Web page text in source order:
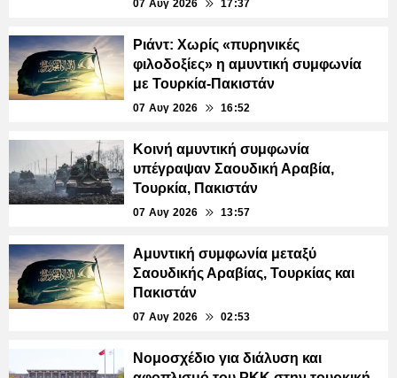
07 Αυγ 2026 17:37
Ριάντ: Χωρίς «πυρηνικές
φιλοδοξίες» η αμυντική συμφωνία
με Τουρκία-Πακιστάν
07 Αυγ 2026 16:52
Κοινή αμυντική συμφωνία
υπέγραψαν Σαουδική Αραβία,
Τουρκία, Πακιστάν
07 Αυγ 2026 13:57
Αμυντική συμφωνία μεταξύ
Σαουδικής Αραβίας, Τουρκίας και
Πακιστάν
07 Αυγ 2026 02:53
Νομοσχέδιο για διάλυση και